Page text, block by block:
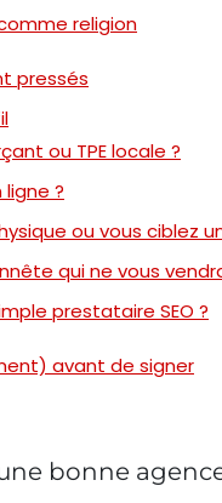
religion
pressés
ou TPE locale ?
?
ou vous ciblez
qui ne vous
prestataire SEO ?
avant de signer
bonne